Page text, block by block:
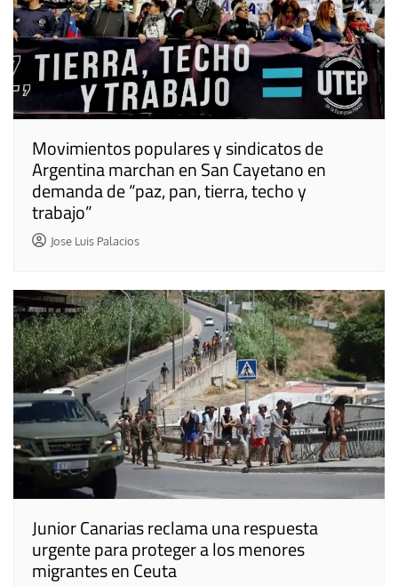
Movimientos populares y sindicatos de
Argentina marchan en San Cayetano en
demanda de “paz, pan, tierra, techo y
trabajo”
Jose Luis Palacios
Junior Canarias reclama una respuesta
urgente para proteger a los menores
migrantes en Ceuta